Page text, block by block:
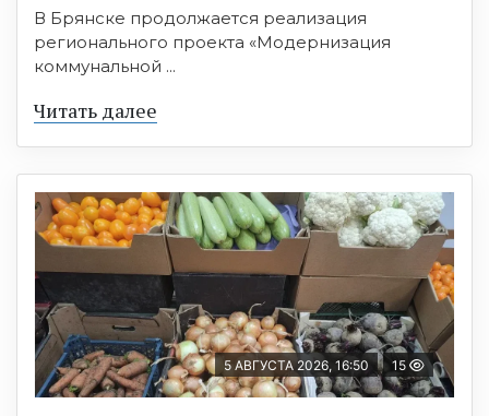
В Брянске продолжается реализация
регионального проекта «Модернизация
коммунальной ...
Читать далее
5 АВГУСТА 2026, 16:50 15